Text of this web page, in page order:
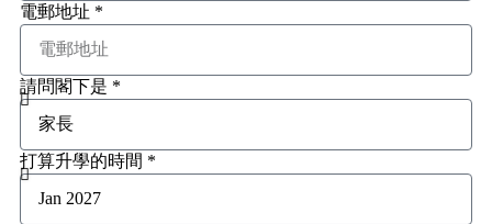
電郵地址 *
請問閣下是 *
打算升學的時間 *